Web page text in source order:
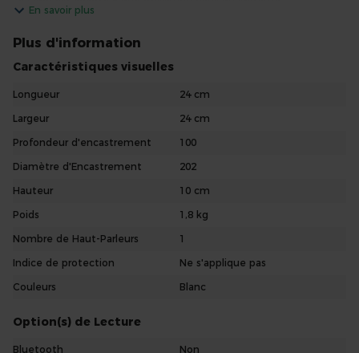
conventionnel avec un amplificateur. Ce système sera privilégié
plus important (à partir de 4 enceintes) il est préférable d’opter
DESIGN ET SOLIDE
Ce haut-parleur de plafond de marque Power Dynamics saura
aussi, par son coté design sobre mais efficace, vous satisfaire. Avec
sa grille métallique de protection vous pouvez sans danger
installer votre enceinte partout où vous le désirez. Les dimensions
En savoir plus
Plus d'information
Caractéristiques visuelles
Longueur
24 cm
Largeur
24 cm
Profondeur d'encastrement
100
Diamètre d'Encastrement
202
Hauteur
10 cm
Poids
1,8 kg
Nombre de Haut-Parleurs
1
Indice de protection
Ne s'applique pas
Couleurs
Blanc
Option(s) de Lecture
Bluetooth
Non